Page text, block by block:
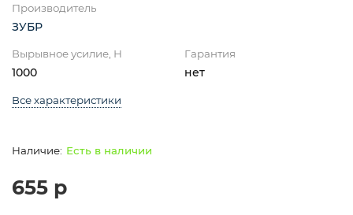
Производитель
ЗУБР
Вырывное усилие, Н
1000
Гарантия
нет
Все характеристики
Есть в наличии
655 р